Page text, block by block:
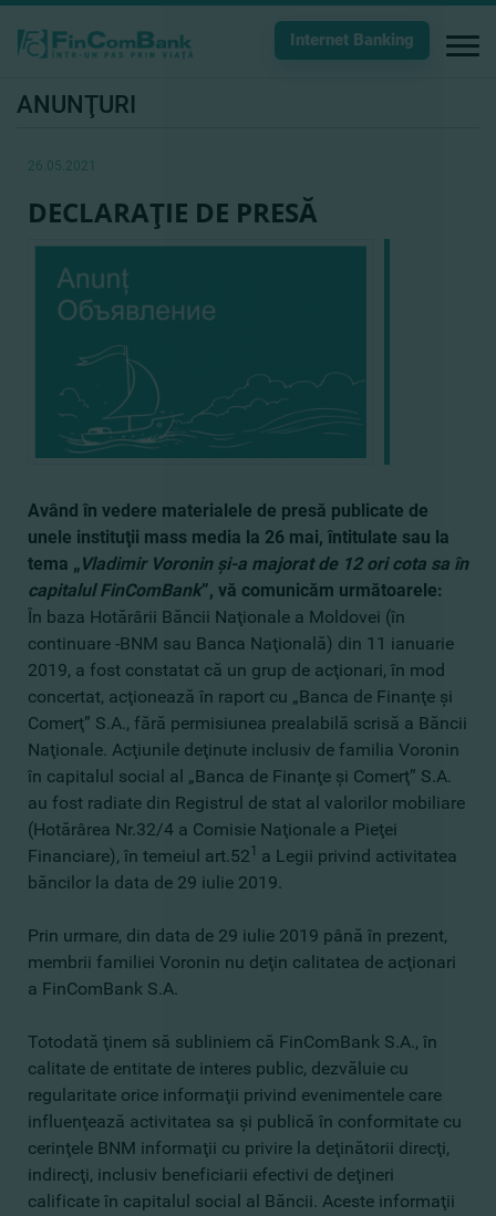
Internet Banking
ANUNŢURI
26.05.2021
DECLARAŢIE DE PRESĂ
Având în vedere materialele de presă publicate de
unele instituţii mass media la 26 mai, întitulate sau la
tema „Vladimir Voronin şi-a majorat de 12 ori cota sa în
capitalul FinComBank”, vă comunicăm următoarele:
În baza Hotărârii Băncii Naţionale a Moldovei (în
continuare -BNM sau Banca Naţională) din 11 ianuarie
2019, a fost constatat că un grup de acţionari, în mod
concertat, acţionează în raport cu „Banca de Finanţe şi
Comerţ” S.A., fără permisiunea prealabilă scrisă a Băncii
Naţionale. Acţiunile deţinute inclusiv de familia Voronin
în capitalul social al „Banca de Finanţe şi Comerţ” S.A.
au fost radiate din Registrul de stat al valorilor mobiliare
(Hotărârea Nr.32/4 a Comisie Naţionale a Pieţei
Financiare), în temeiul art.521 a Legii privind activitatea
băncilor la data de 29 iulie 2019.
Prin urmare, din data de 29 iulie 2019 până în prezent,
membrii familiei Voronin nu deţin calitatea de acţionari
a FinComBank S.A.
Totodată ţinem să subliniem că FinComBank S.A., în
calitate de entitate de interes public, dezvăluie cu
regularitate orice informaţii privind evenimentele care
influenţează activitatea sa şi publică în conformitate cu
cerinţele BNM informaţii cu privire la deţinătorii direcţi,
indirecţi, inclusiv beneficiarii efectivi de deţineri
calificate în capitalul social al Băncii. Aceste informaţii